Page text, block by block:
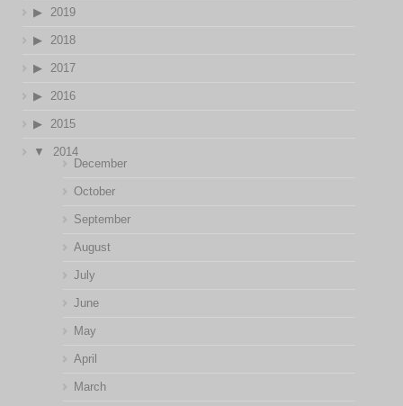
2019
2018
2017
2016
2015
2014
December
October
September
August
July
June
May
April
March